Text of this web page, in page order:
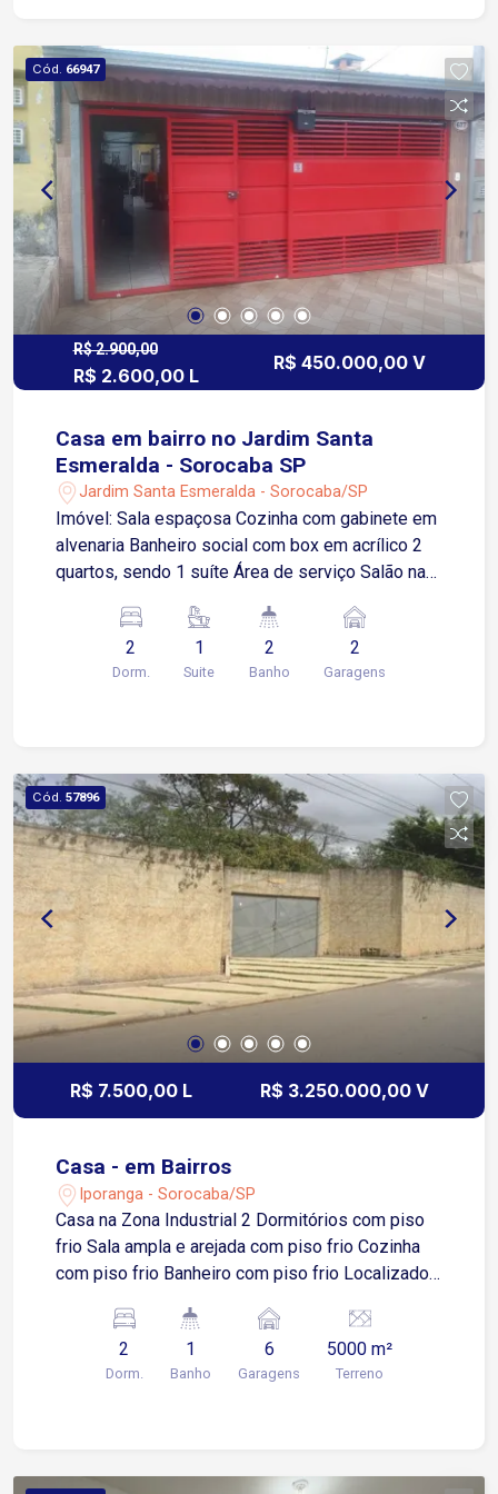
espaço para escritório, home office, sala de
jogos, ateliê ou ambientes multifuncionais.
Garagem: 4 vagas, sendo 2 cobertas Diferenciais:
Ar-condicionado Acabamento em porcelanato em
todos os ambientes Detalhes em madeira
Acabamento em gesso e sanca, proporcionando
sofisticação e elegância Ideal para quem procura
um imóvel de alto padrão, com distribuição dos
ambientes, acabamento refinado e muito
conforto. Agende sua visita e venha conhecer
esta incrível residência!
Cód. 66947
R$ 2.900,00
R$ 2.600,00 L
R$ 450.000,00 V
Casa em bairro no Jardim Santa
Esmeralda - Sorocaba SP
Jardim Santa Esmeralda - Sorocaba/SP
Imóvel: Sala espaçosa Cozinha com gabinete em
alvenaria Banheiro social com box em acrílico 2
quartos, sendo 1 suíte Área de serviço Salão na
oficina ou espaço de lazer adicional Amplo
terreno nos fundos Garagem coberta para 1 carro
Área gourmet integrada com churrasqueira
com boa mobilidade para as principais vias da
cidade Entre em contato e saiba mais!
2
Dorm.
1
Suite
2
Banho
2
Garagens
Cód. 57896
R$ 7.500,00 L R$ 3.250.000,00 V
Casa - em Bairros
Iporanga - Sorocaba/SP
Casa na Zona Industrial 2 Dormitórios com piso
frio Sala ampla e arejada com piso frio Cozinha
com piso frio Banheiro com piso frio Localizado
Castelo Branco e Avenida Dom Aguirre Água
fornecida pelo SAAE Linha telefônica disponível
2
Dorm.
1
Banho
6
Garagens
5000 m²
Terreno